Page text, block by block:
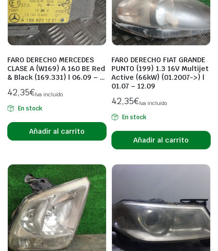
FARO DERECHO MERCEDES
CLASE A (W169) A 160 BE Red
& Black (169.331) | 06.09 – …
42,35€Iva incluido
En stock
Añadir al carrito
FARO DERECHO FIAT GRANDE
PUNTO (199) 1.3 16V Multijet
Active (66kW) (01.2007->) |
01.07 – 12.09
42,35€Iva incluido
En stock
Añadir al carrito